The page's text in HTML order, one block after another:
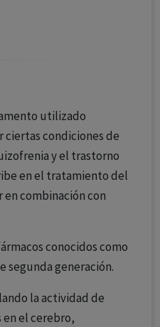
utilizado
condiciones de
y el trastorno
en el tratamiento del
combinación con
conocidos como
segunda generación.
la actividad de
el cerebro,